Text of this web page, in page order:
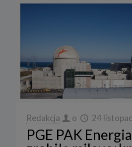
Redakcja o 24
PGE PAK